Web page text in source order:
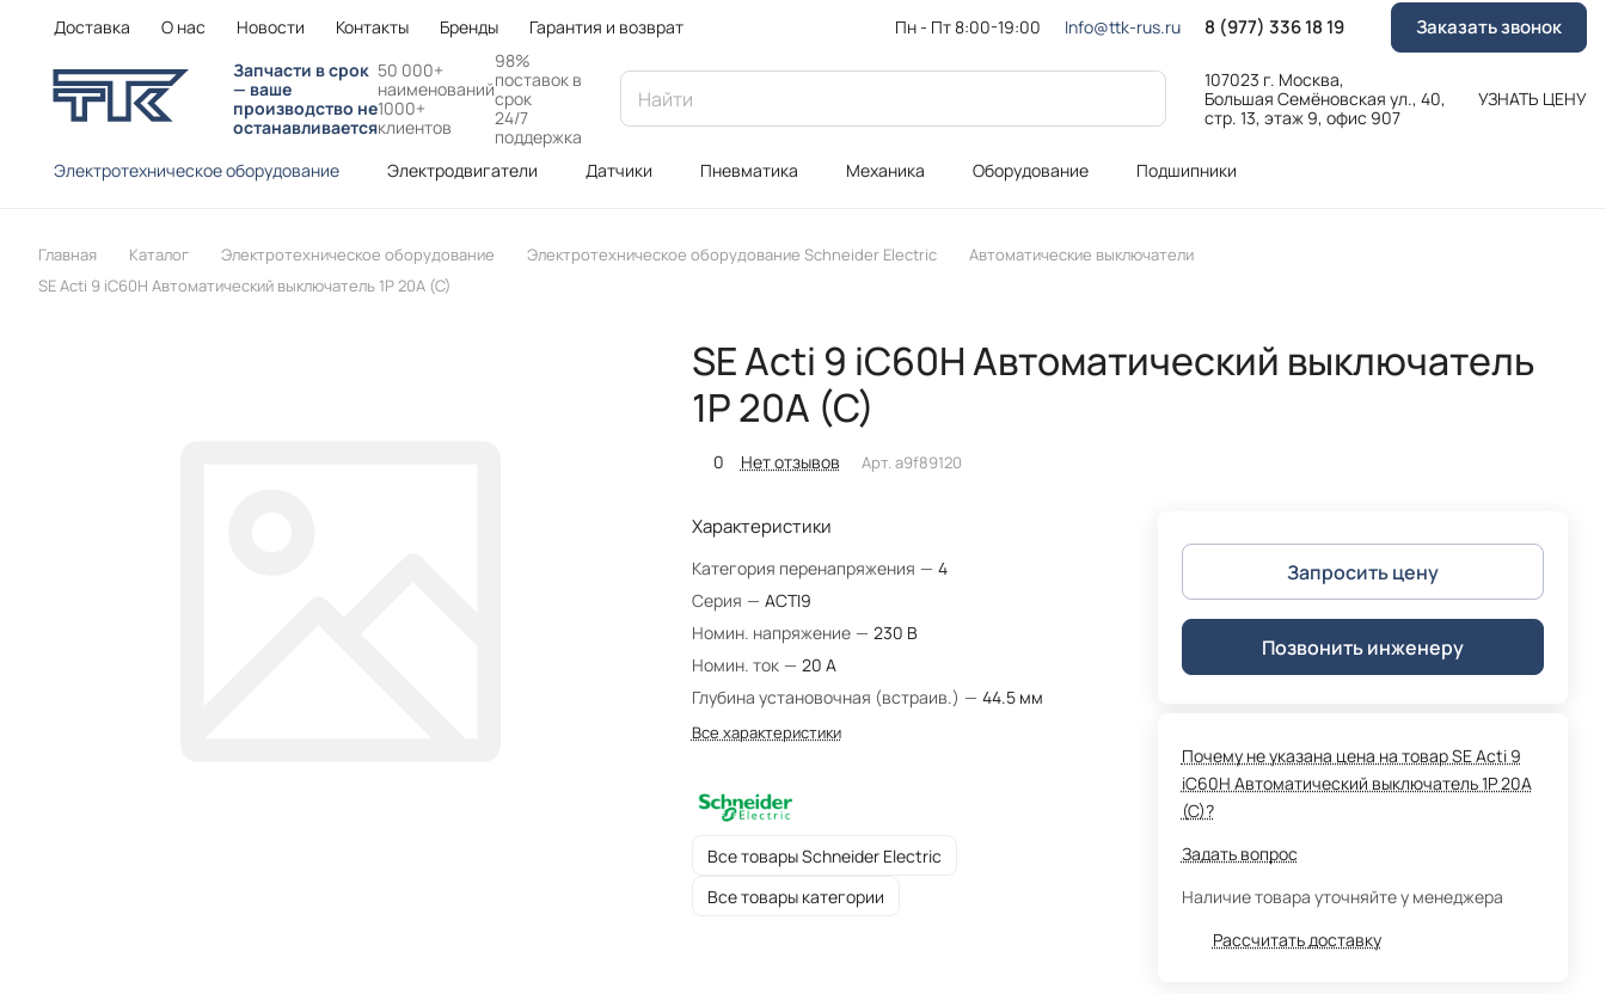
Доставка О нас Новости Контакты Бренды Гарантия и возврат Пн - Пт 8:00-19:00 Info@ttk-rus.ru 8 (977) 336 18 19 Заказать звонок
Запчасти в срок
— ваше
производство не
останавливается
50 000+
наименований
1000+
клиентов
98%
поставок в
срок
24/7
поддержка
107023 г. Москва,
Большая Семёновская ул., 40,
стр. 13, этаж 9, офис 907
УЗНАТЬ ЦЕНУ
Электротехническое оборудование Электродвигатели Датчики Пневматика Механика Оборудование Подшипники
Главная Каталог Электротехническое оборудование Электротехническое оборудование Schneider Electric
Автоматические выключатели
SE Acti 9 iC60H Автоматический выключатель 1P 20A (C)
SE Acti 9 iC60H Автоматический выключатель
1P 20A (C)
0 Нет отзывов Арт. a9f89120
Характеристики
Категория перенапряжения — 4
Серия — ACTI9
Номин. напряжение — 230 В
Номин. ток — 20 А
Глубина установочная (встраив.) — 44.5 мм
Все характеристики
Все товары Schneider Electric
Все товары категории
Запросить цену
Позвонить инженеру
Почему не указана цена на товар SE Acti 9
iC60H Автоматический выключатель 1P 20A
(C)?
Задать вопрос
Наличие товара уточняйте у менеджера
Рассчитать доставку